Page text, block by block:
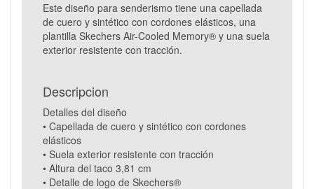
Este diseño para senderismo tiene una capellada
de cuero y sintético con cordones elásticos, una
plantilla Skechers Air-Cooled Memory® y una suela
exterior resistente con tracción.
Descripcion
Detalles del diseño
• Capellada de cuero y sintético con cordones
elásticos
• Suela exterior resistente con tracción
• Altura del taco 3,81 cm
• Detalle de logo de Skechers®